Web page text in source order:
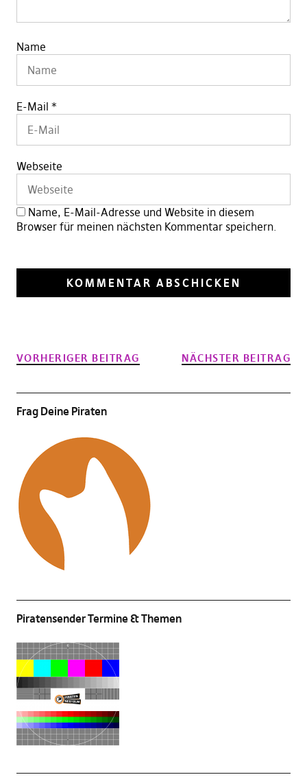
Name
E-Mail *
Webseite
Name, E-Mail-Adresse und Website in diesem
Browser für meinen nächsten Kommentar speichern.
VORHERIGER BEITRAG NÄCHSTER BEITRAG
Frag Deine Piraten
Piratensender Termine & Themen